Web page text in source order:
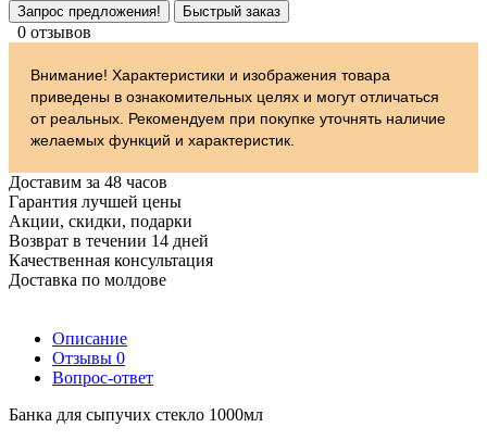
Запрос предложения! Быстрый заказ
0 отзывов
Внимание! Характеристики и изображения товара
приведены в ознакомительных целях и могут отличаться
от реальных. Рекомендуем при покупке уточнять наличие
желаемых функций и характеристик.
Доставим за 48 часов
Гарантия лучшей цены
Акции, скидки, подарки
Возврат в течении 14 дней
Качественная консультация
Доставка по молдове
Описание
Отзывы 0
Вопрос-ответ
Банка для сыпучих стекло 1000мл